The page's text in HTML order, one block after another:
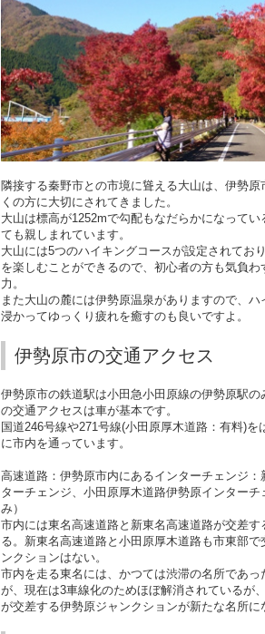
隣接する秦野市との市境に聳える大山は、伊勢
くの方に大切にされてきました。
大山は標高が1252mで勾配もなだらかになって
ても親しまれています。
大山には5つのハイキングコースが設定されてお
を楽しむことができるので、初心者の方も気負
力。
また大山の麓には伊勢原温泉がありますので、
浸かってゆっくり疲れを癒すのも良いですよ。
伊勢原市の交通アクセス
伊勢原市の鉄道駅は小田急小田原線の伊勢原駅
の交通アクセスは車が基本です。
国道246号線や271 号線(小田原厚木道路：有料)を
に市内を通っています。
高速道路：伊勢原市内にあるインターチェンジ
ターチェンジ、小田原厚木道路伊勢原インター
み）
市内には東名高速道路と新東名高速道路が交差
る。新東名高速道路と小田原厚木道路も市東部
ンクションはない。
市内を走る東名には、かつては渋滞の名所であ
が、現在は3車線化のためほぼ解消されているが
が交差する伊勢原ジャンクションが新たな名所に